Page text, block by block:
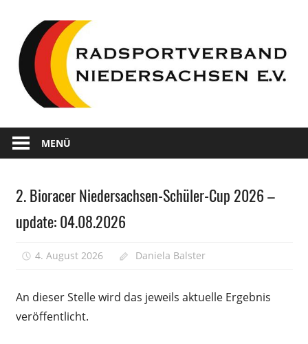
springen
Radsportverband
Niedersachsen
sind
Radsport
Niedersachsen
MENÜ
Radsportjugend
2. Bioracer Niedersachsen-Schüler-Cup 2026 –
update: 04.08.2026
4. August 2026 Daniela Balster
Bioracer
An dieser Stelle wird das jeweils aktuelle Ergebnis
veröffentlicht.